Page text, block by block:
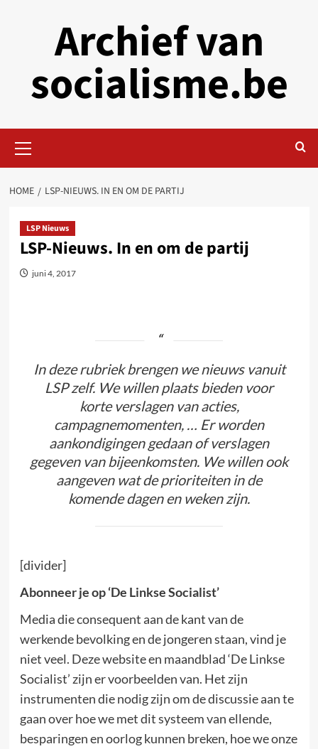
Archief van
socialisme.be
Menu
HOME LSP-NIEUWS. IN EN OM DE PARTIJ
LSP Nieuws
LSP-Nieuws. In en om de partij
juni 4, 2017
In deze rubriek brengen we nieuws vanuit
LSP zelf. We willen plaats bieden voor
korte verslagen van acties,
campagnemomenten, … Er worden
aankondigingen gedaan of verslagen
gegeven van bijeenkomsten. We willen ook
aangeven wat de prioriteiten in de
komende dagen en weken zijn.
[divider]
Abonneer je op ‘De Linkse Socialist’
Media die consequent aan de kant van de
werkende bevolking en de jongeren staan, vind je
niet veel. Deze website en maandblad ‘De Linkse
Socialist’ zijn er voorbeelden van. Het zijn
instrumenten die nodig zijn om de discussie aan te
gaan over hoe we met dit systeem van ellende,
besparingen en oorlog kunnen breken, hoe we onze